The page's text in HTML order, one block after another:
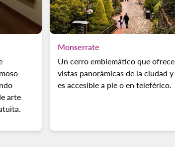
arte
Monserrate
Un cerro emblemático que ofrece
vistas panorámicas de la ciudad y
es accesible a pie o en teleférico.